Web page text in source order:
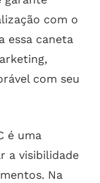
com o
essa caneta
com seu
é uma
a visibilidade
Na